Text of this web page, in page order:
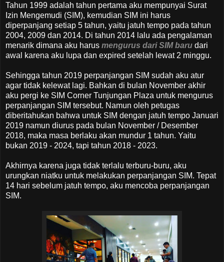
Tahun 1999 adalah tahun pertama aku mempunyai Surat
Izin Mengemudi (SIM), kemudian SIM ini harus
diperpanjang setiap 5 tahun, yaitu jatuh tempo pada tahun
2004, 2009 dan 2014. Di tahun 2014 lalu ada pengalaman
menarik dimana aku harus mengurus dari SIM baru dari
awal karena aku lupa dan expired setelah lewat 2 minggu.
Sehingga tahun 2019 perpanjangan SIM sudah aku atur
agar tidak kelewat lagi. Bahkan di bulan November akhir
aku pergi ke SIM Corner Tunjungan Plaza untuk mengurus
perpanjangan SIM tersebut. Namun oleh petugas
diberitahukan bahwa untuk SIM dengan jatuh tempo Januari
2019 namun diurus pada bulan November / Desember
2018, maka masa berlaku akan mundur 1 tahun. Yaitu
bukan 2019 - 2024, tapi tahun 2018 - 2023.
Akhirnya karena juga tidak terlalu terburu-buru, aku
urungkan niatku untuk melakukan perpanjangan SIM. Tepat
14 hari sebelum jatuh tempo, aku mencoba perpanjangan
SIM.